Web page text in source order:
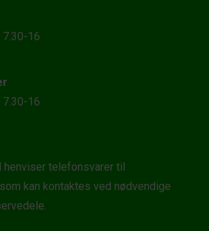
16
16
henviser telefonsvarer til
kan kontaktes ved nødvendige